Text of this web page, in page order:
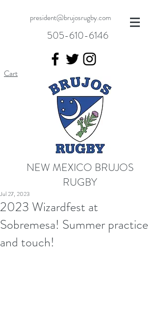
president@brujosrugby.com
505-610-6146
Cart
NEW MEXICO BRUJOS
RUGBY
2023 Wizardfest at
Sobremesa! Summer practice
and touch!
Jul 27, 2023